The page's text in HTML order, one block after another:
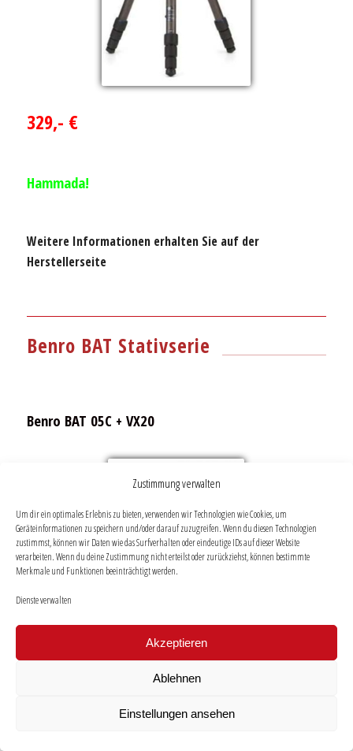
Zustimmung verwalten
Um dir ein optimales Erlebnis zu bieten, verwenden wir Technologien wie Cookies, um
Geräteinformationen zu speichern und/oder darauf zuzugreifen. Wenn du diesen Technologien
zustimmst, können wir Daten wie das Surfverhalten oder eindeutige IDs auf dieser Website
verarbeiten. Wenn du deine Zustimmung nicht erteilst oder zurückziehst, können bestimmte
Merkmale und Funktionen beeinträchtigt werden.
Dienste verwalten
Akzeptieren
Ablehnen
Einstellungen ansehen
329,- €
Hammada!
Weitere Informationen erhalten Sie auf der
Herstellerseite
Benro BAT Stativserie
Benro BAT 05C + VX20